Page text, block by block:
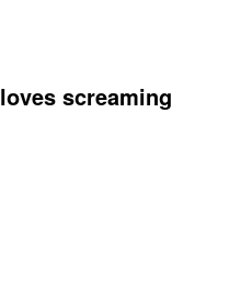
screaming